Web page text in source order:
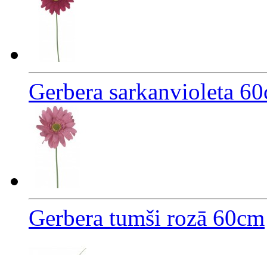
Gerbera sarkanvioleta
Gerbera tumši rozā 60cm